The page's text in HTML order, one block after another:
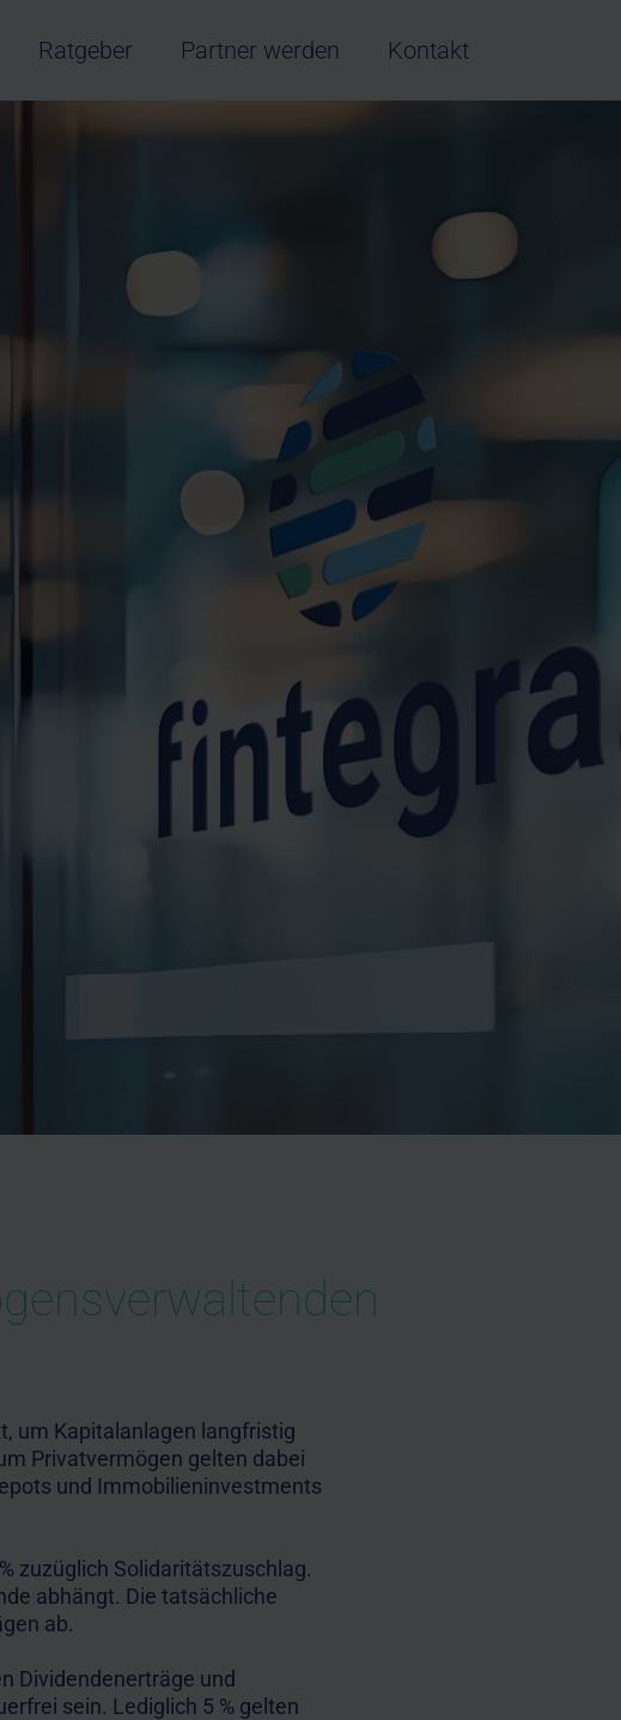
Ratgeber Partner werden Kontakt
um Kapitalanlagen langfristig
Privatvermögen gelten dabei
und Immobilieninvestments
zuzüglich Solidaritätszuschlag.
abhängt. Die tatsächliche
ab.
Dividendenerträge und
sein. Lediglich 5 % gelten